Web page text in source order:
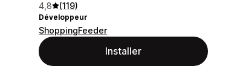
4,8 (119)
Développeur
ShoppingFeeder
Installer